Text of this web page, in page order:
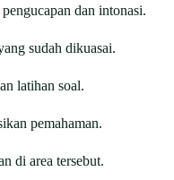
dan intonasi.
sudah dikuasai.
latihan soal.
pemahaman.
di area tersebut.